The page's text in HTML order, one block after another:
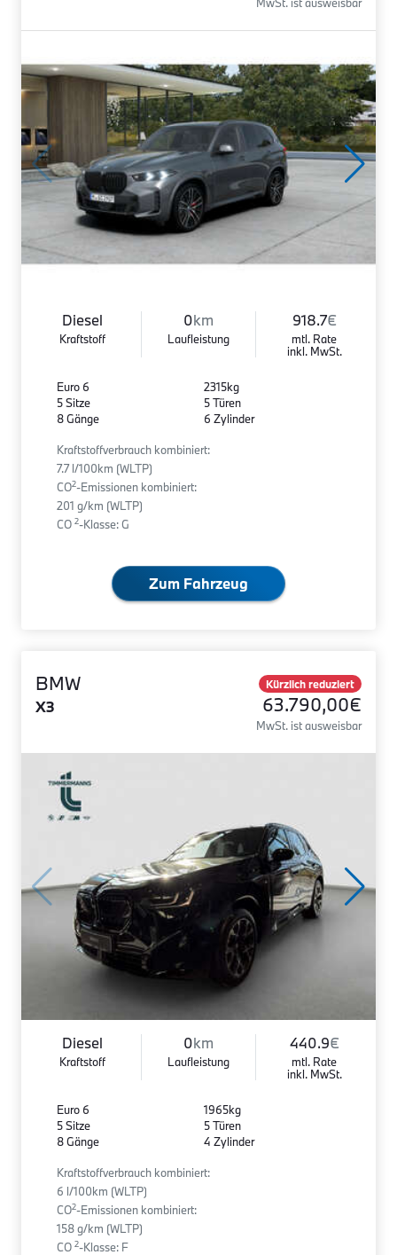
MwSt. ist ausweisbar
Diesel
Kraftstoff
0km
Laufleistung
918.7€
mtl. Rate
inkl. MwSt.
Euro 6
5 Sitze
8 Gänge
2315kg
5 Türen
6 Zylinder
Kraftstoffverbrauch kombiniert:
7.7 l/100km (WLTP)
CO2-Emissionen kombiniert:
201 g/km (WLTP)
CO 2-Klasse: G
Zum Fahrzeug
BMW
X3
Kürzlich reduziert
63.790,00€
MwSt. ist ausweisbar
Diesel
Kraftstoff
0km
Laufleistung
440.9€
mtl. Rate
inkl. MwSt.
Euro 6
5 Sitze
8 Gänge
1965kg
5 Türen
4 Zylinder
Kraftstoffverbrauch kombiniert:
6 l/100km (WLTP)
CO2-Emissionen kombiniert:
158 g/km (WLTP)
CO 2-Klasse: F